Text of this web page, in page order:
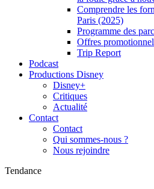
Comprendre les
Paris (2025)
Programme des
Offres
Trip Report
Podcast
Productions Disney
Disney+
Critiques
Actualité
Contact
Contact
Qui sommes-nous ?
Nous rejoindre
Tendance